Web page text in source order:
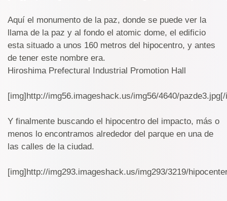
Aquí el monumento de la paz, donde se puede ver la
llama de la paz y al fondo el atomic dome, el edificio
esta situado a unos 160 metros del hipocentro, y antes
de tener este nombre era.
Hiroshima Prefectural Industrial Promotion Hall
[img]http://img56.imageshack.us/img56/4640/
Y finalmente buscando el hipocentro del impacto, más o
menos lo encontramos alrededor del parque en una de
las calles de la ciudad.
[img]http://img293.imageshack.us/img293/3219/